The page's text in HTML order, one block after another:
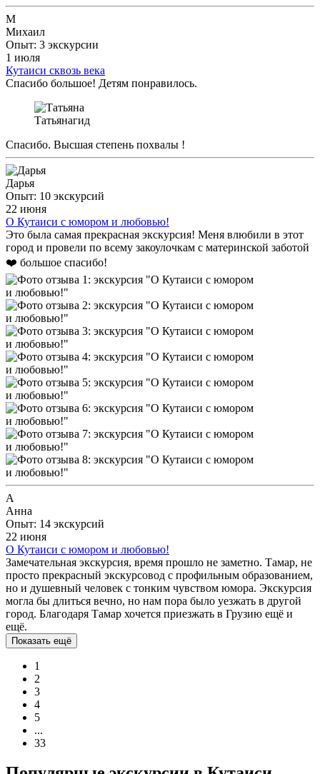
М
Михаил
Опыт: 3 экскурсии
1 июля
Кутаиси сквозь века
Спасибо большое! Детям понравилось.
Татьянагид
Спасибо. Высшая степень похвалы !
Дарья
Опыт: 10 экскурсий
22 июня
О Кутаиси с юмором и любовью!
Это была самая прекрасная экскурсия! Меня влюбили в этот
город и провели по всему закоулочкам с материнской заботой
❤️ большое спасибо!
А
Анна
Опыт: 14 экскурсий
22 июня
О Кутаиси с юмором и любовью!
Замечательная экскурсия, время прошло не заметно. Тамар, не
просто прекрасный экскурсовод с профильным образованием,
но и душевный человек с тонким чувством юмора. Экскурсия
могла бы длиться вечно, но нам пора было уезжать в другой
город. Благодаря Тамар хочется приезжать в Грузию ещё и
ещё.
Показать ещё
1
2
3
4
5
...
33